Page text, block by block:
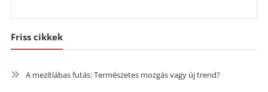
Friss cikkek
A mezítlábas futás: Természetes mozgás vagy új trend?